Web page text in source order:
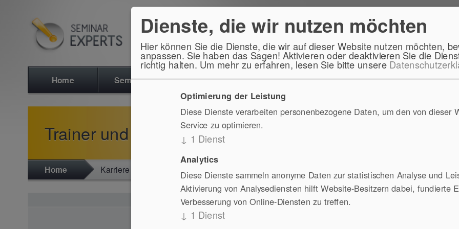
Home Seminare Inhaus Workshop Standorte Referenzen
Trainer und Berater
Home Karriere
Dienste, die wir nutzen möchten
Hier können Sie die Dienste, die wir auf dieser Website nutzen möchten,
anpassen. Sie haben das Sagen! Aktivieren oder deaktivieren Sie die
richtig halten. Um mehr zu erfahren, lesen Sie bitte unsere
Optimierung der Leistung
Diese Dienste verarbeiten personenbezogene Daten, um den von dieser
Service zu optimieren.
↓ 1 Dienst
Analytics
Diese Dienste sammeln anonyme Daten zur statistischen Analyse und
Aktivierung von Analysediensten hilft Website-Besitzern dabei, fundierte
Verbesserung von Online-Diensten zu treffen.
↓ 1 Dienst